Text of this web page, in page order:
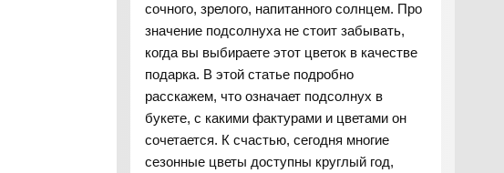
сочного, зрелого, напитанного солнцем. Про
значение подсолнуха не стоит забывать,
когда вы выбираете этот цветок в качестве
подарка. В этой статье подробно
расскажем, что означает подсолнух в
букете, с какими фактурами и цветами он
сочетается. К счастью, сегодня многие
сезонные цветы доступны круглый год,